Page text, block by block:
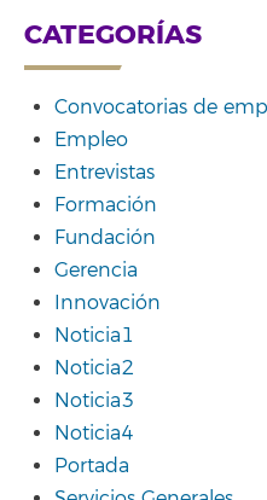
CATEGORÍAS
Convocatorias de
Empleo
Entrevistas
Formación
Fundación
Gerencia
Innovación
Noticia1
Noticia2
Noticia3
Noticia4
Portada